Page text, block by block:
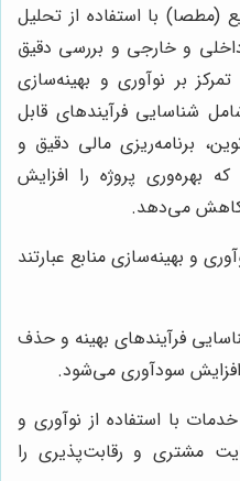
با استفاده از تحلیل
و خارجی و بررسی دقیق
بر نوآوری و بهینه‌سازی
شناسایی فرآیندهای قابل
برنامه‌ریزی مالی دقیق و
بهره‌وری پروژه را افزایش
کاهش می‌دهد.
و بهینه‌سازی منابع عبارتند
فرآیندهای بهینه و حذف
افزایش سودآوری می‌شود.
با استفاده از نوآوری و
مشتری و رقابت‌پذیری را